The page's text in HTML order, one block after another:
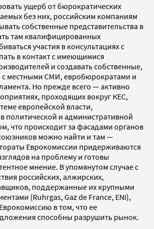
ущерб от бюрократических
без них, российским компаниям
собственные представительства в
там квалифицированных
участия в консультациях с
в контакт с имеющимися
и создавать собственные,
с местными СМИ, евробюрократами и
Но прежде всего — активно
проходящих вокруг КЕС,
европейской власти,
политической и административной
что происходит за фасадами органов
можно найти и там —
Еврокомиссии придерживаются
на проблему и готовы
мнение. В упомянутом случае с
российских, алжирских,
поддержанные их крупными
(Ruhrgas, Gaz de France, ENI),
в том, что ее
способны разрушить рынок.